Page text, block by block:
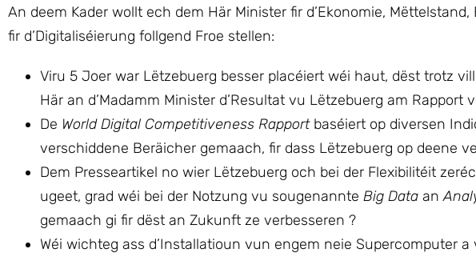
An deem Kader wollt ech dem Här Minister fir d’Ekonomie,
fir d’Digitaliséierung follgend Froe stellen:
Viru 5 Joer war Lëtzebuerg besser placéiert wéi haut, dëst trotz
Här an d’Madamm Minister d’Resultat vu Lëtzebuerg am Rapport
De World Digital Competitiveness Rapport baséiert op diversen
verschiddene Beräicher gemaach, fir dass Lëtzebuerg op deene
Dem Presseartikel no wier Lëtzebuerg och bei der Flexibilitéit
ugeet, grad wéi bei der Notzung vu sougenannte Big Data an
gemaach gi fir dëst an Zukunft ze verbesseren ?
Wéi wichteg ass d’Installatioun vun engem neie Supercomputer